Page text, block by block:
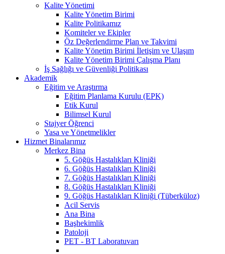
Kalite Yönetimi
Kalite Yönetim Birimi
Kalite Politikamız
Komiteler ve Ekipler
Öz Değerlendirme Plan ve Takvimi
Kalite Yönetim Birimi İletişim ve Ulaşım
Kalite Yönetim Birimi Çalışma Planı
İş Sağlığı ve Güvenliği Politikası
Akademik
Eğitim ve Araştırma
Eğitim Planlama Kurulu (EPK)
Etik Kurul
Bilimsel Kurul
Stajyer Öğrenci
Yasa ve Yönetmelikler
Hizmet Binalarımız
Merkez Bina
5. Göğüs Hastalıkları Kliniği
6. Göğüs Hastalıkları Kliniği
7. Göğüs Hastalıkları Kliniği
8. Göğüs Hastalıkları Kliniği
9. Göğüs Hastalıkları Kliniği (Tüberküloz)
Acil Servis
Ana Bina
Başhekimlik
Patoloji
PET - BT Laboratuvarı